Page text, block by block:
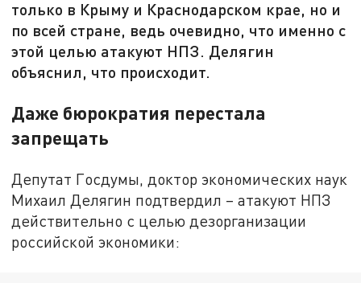
только в Крыму и Краснодарском крае, но и
по всей стране, ведь очевидно, что именно с
этой целью атакуют НПЗ. Делягин
объяснил, что происходит.
Даже бюрократия перестала
запрещать
Депутат Госдумы, доктор экономических наук
Михаил Делягин подтвердил – атакуют НПЗ
действительно с целью дезорганизации
российской экономики: